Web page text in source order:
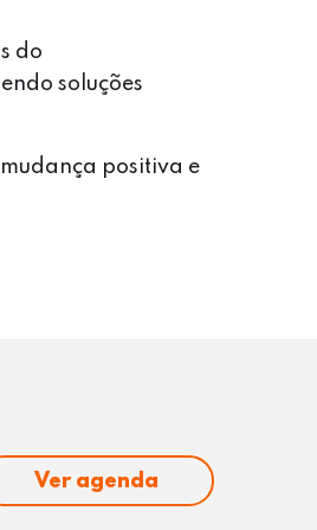
do
soluções
positiva e
Ver agenda